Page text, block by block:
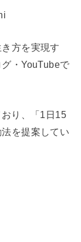
方を実現す
・YouTubeで
り、「1日15
を提案してい